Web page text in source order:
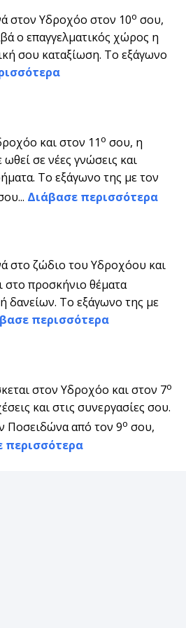
στον Υδροχόο στον 10ο σου,
ο επαγγελματικός χώρος η
σου καταξίωση. Το εξάγωνο
και στον 11ο σου, η
σε νέες γνώσεις και
Το εξάγωνο της με τον
Διάβασε περισσότερα
στο ζώδιο του Υδροχόου και
στο προσκήνιο θέματα
δανείων. Το εξάγωνο της με
περισσότερα
στον Υδροχόο και στον 7ο
και στις συνεργασίες σου.
Ποσειδώνα από τον 9ο σου,
περισσότερα